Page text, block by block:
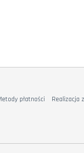
płatności Realizacja